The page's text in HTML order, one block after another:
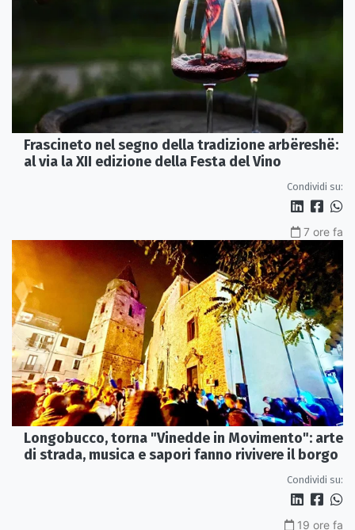
Frascineto nel segno della tradizione arbëreshë:
al via la XII edizione della Festa del Vino
Condividi su:
7 ore fa
Longobucco, torna "Vinedde in Movimento": arte
di strada, musica e sapori fanno rivivere il borgo
Condividi su:
19 ore fa